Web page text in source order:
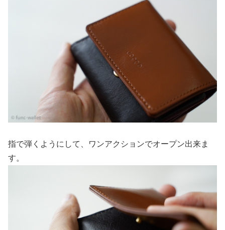
指で弾くようにして、ワンアクションでオープン出来ま
す。